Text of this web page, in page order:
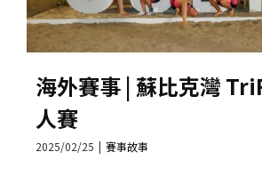
海外賽事 | 蘇比克灣
人賽
2025/02/25 | 賽事故事